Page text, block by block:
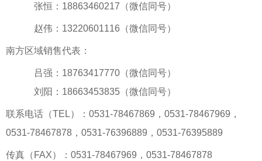
张恒：18863460217（微信同号）
赵伟：13220601116（微信同号）
南方区域销售代表：
吕强：18763417770（微信同号）
刘阳：18663453835（微信同号）
联系电话（TEL）：0531-78467869，0531-78467969，
0531-78467878，0531-76396889，0531-76395889
传真（FAX）：0531-78467969，0531-78467878